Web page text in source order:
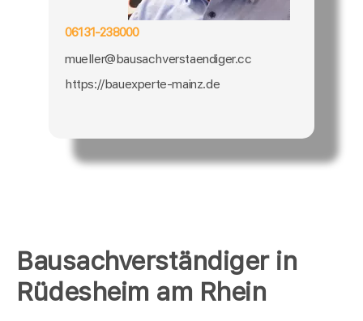
Bausachverständiger in
Rüdesheim am Rhein
06131-238000
mueller@bausachverstaendiger.cc
https://bauexperte-mainz.de